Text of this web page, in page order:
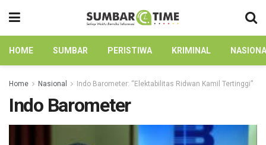
HOME SUMBAR PERISTIWA KRIMINAL
Home Nasional Indo Barometer: “Elektabilitas Ridwan Kamil Tertinggi”
Indo Barometer